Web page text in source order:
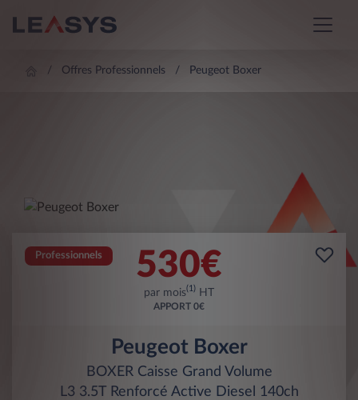
Offres Professionnels Peugeot Boxer
Professionnels 530€
par mois(1) HT
APPORT 0€
Peugeot Boxer
BOXER Caisse Grand Volume
L3 3.5T Renforcé Active Diesel 140ch